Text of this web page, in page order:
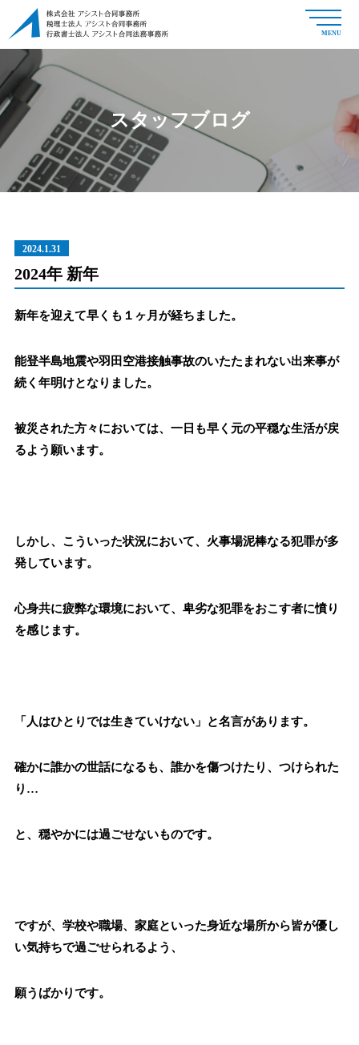
MENU
スタッフブログ
2024.1.31
2024年 新年
新年を迎えて早くも１ヶ月が経ちました。
能登半島地震や羽田空港接触事故のいたたまれない出来事が
続く年明けとなりました。
被災された方々においては、一日も早く元の平穏な生活が戻
るよう願います。
しかし、こういった状況において、火事場泥棒なる犯罪が多
発しています。
心身共に疲弊な環境において、卑劣な犯罪をおこす者に憤り
を感じます。
「人はひとりでは生きていけない」と名言があります。
確かに誰かの世話になるも、誰かを傷つけたり、つけられた
り…
と、穏やかには過ごせないものです。
ですが、学校や職場、家庭といった身近な場所から皆が優し
い気持ちで過ごせられるよう、
願うばかりです。